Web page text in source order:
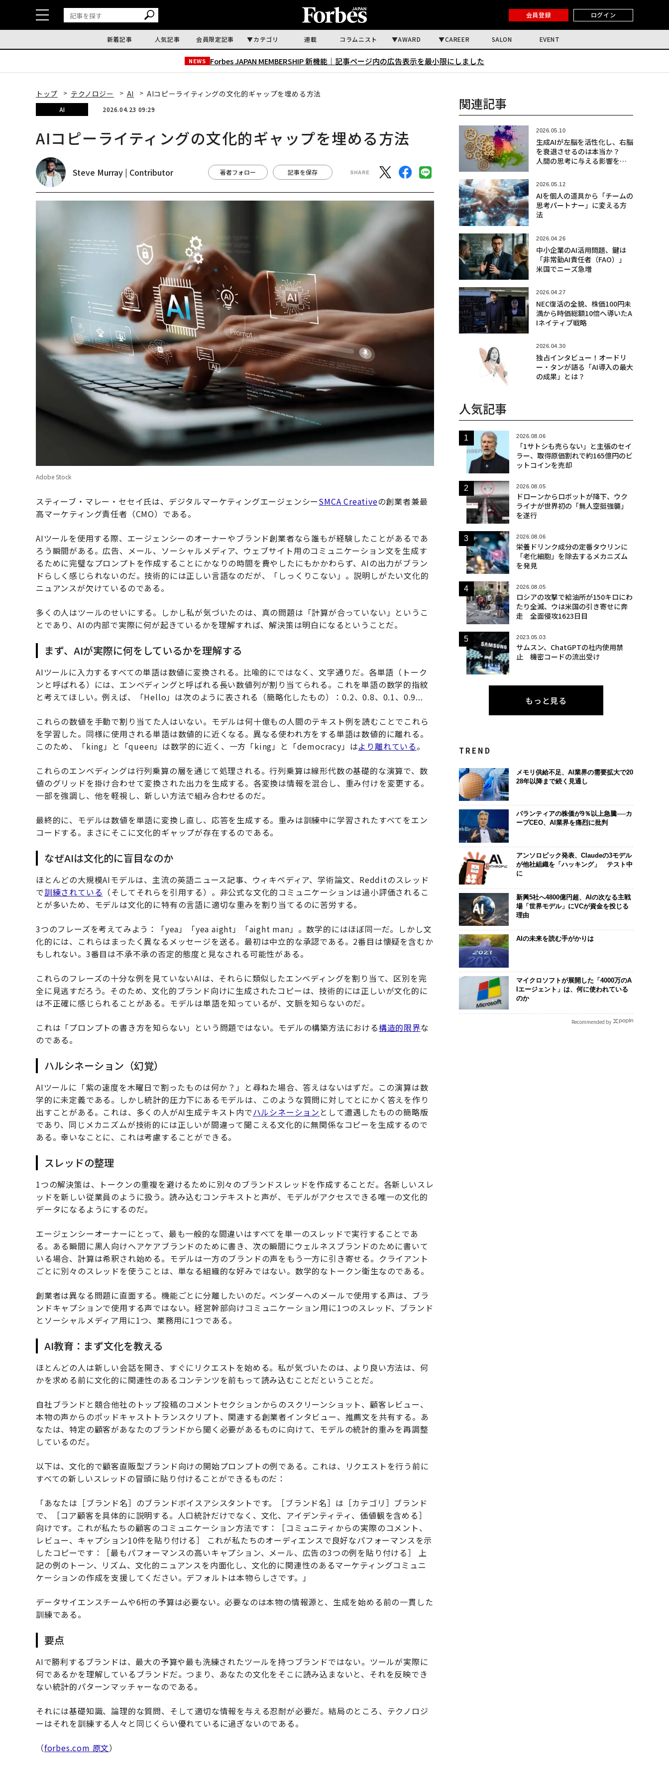
会員登録 ログイン
新着記事 人気記事 会員限定記事 カテゴリ 連載 コラムニスト AWARD CAREER SALON EVENT
NEWS Forbes JAPAN MEMBERSHIP 新機能｜ 記事ページ内の広告表示を最小限にしました
トップ テクノロジー AI AIコピーライティングの文化的ギャップを埋める方法
AI 2026.04.23 09:29
AIコピーライティングの文化的ギャップを埋める方法
Steve Murray | Contributor 著者フォロー 記事を保存
Adobe Stock
スティーブ・マレー・セセイ氏は、デジタルマーケティングエージェンシーSMCA Creativeの創業者兼最
高マーケティング責任者（CMO）である。
AIツールを使用する際、エージェンシーのオーナーやブランド創業者なら誰もが経験したことがあるであ
ろう瞬間がある。広告、メール、ソーシャルメディア、ウェブサイト用のコミュニケーション文を生成す
るために完璧なプロンプトを作成することにかなりの時間を費やしたにもかかわらず、AIの出力がブラン
ドらしく感じられないのだ。技術的には正しい言語なのだが、「しっくりこない」。説明しがたい文化的
ニュアンスが欠けているのである。
多くの人はツールのせいにする。しかし私が気づいたのは、真の問題は「計算が合っていない」というこ
とであり、AIの内部で実際に何が起きているかを理解すれば、解決策は明白になるということだ。
まず、AIが実際に何をしているかを理解する
AIツールに入力するすべての単語は数値に変換される。比喩的にではなく、文字通りだ。各単語（トーク
ンと呼ばれる）には、エンベディングと呼ばれる長い数値列が割り当てられる。これを単語の数学的指紋
と考えてほしい。例えば、「Hello」は次のように表される（簡略化したもの）：0.2、0.8、0.1、0.9...
これらの数値を手動で割り当てた人はいない。モデルは何十億もの人間のテキスト例を読むことでこれら
を学習した。同様に使用される単語は数値的に近くなる。異なる使われ方をする単語は数値的に離れる。
このため、「king」と「queen」は数学的に近く、一方「king」と「democracy」はより離れている。
これらのエンベディングは行列乗算の層を通じて処理される。行列乗算は線形代数の基礎的な演算で、数
値のグリッドを掛け合わせて変換された出力を生成する。各変換は情報を混合し、重み付けを変更する。
一部を強調し、他を軽視し、新しい方法で組み合わせるのだ。
最終的に、モデルは数値を単語に変換し直し、応答を生成する。重みは訓練中に学習されたすべてをエン
コードする。まさにそこに文化的ギャップが存在するのである。
なぜAIは文化的に盲目なのか
ほとんどの大規模AIモデルは、主流の英語ニュース記事、ウィキペディア、学術論文、Redditのスレッド
で訓練されている （そしてそれらを引用する）。非公式な文化的コミュニケーションは過小評価されるこ
とが多いため、モデルは文化的に特有の言語に適切な重みを割り当てるのに苦労する。
3つのフレーズを考えてみよう：「yea」「yea aight」「aight man」。数学的にはほぼ同一だ。しかし文
化的には、これらはまったく異なるメッセージを送る。最初は中立的な承認である。2番目は懐疑を含むか
もしれない。3番目は不承不承の否定的態度と見なされる可能性がある。
これらのフレーズの十分な例を見ていないAIは、それらに類似したエンベディングを割り当て、区別を完
全に見逃すだろう。そのため、文化的ブランド向けに生成されたコピーは、技術的には正しいが文化的に
は不正確に感じられることがある。モデルは単語を知っているが、文脈を知らないのだ。
これは「プロンプトの書き方を知らない」という問題ではない。モデルの構築方法における構造的限界な
のである。
ハルシネーション（幻覚）
AIツールに「紫の速度を木曜日で割ったものは何か？」と尋ねた場合、答えはないはずだ。この演算は数
学的に未定義である。しかし統計的圧力下にあるモデルは、このような質問に対してとにかく答えを作り
出すことがある。これは、多くの人がAI生成テキスト内でハルシネーション として遭遇したものの簡略版
であり、同じメカニズムが技術的には正しいが間違って聞こえる文化的に無関係なコピーを生成するので
ある。幸いなことに、これは考慮することができる。
スレッドの整理
1つの解決策は、トークンの重複を避けるために別々のブランドスレッドを作成することだ。各新しいスレ
ッドを新しい従業員のように扱う。読み込むコンテキストと声が、モデルがアクセスできる唯一の文化的
データになるようにするのだ。
エージェンシーオーナーにとって、最も一般的な間違いはすべてを単一のスレッドで実行することであ
る。ある瞬間に黒人向けヘアケアブランドのために書き、次の瞬間にウェルネスブランドのために書いて
いる場合、計算は希釈され始める。モデルは一方のブランドの声をもう一方に引き寄せる。クライアント
ごとに別々のスレッドを使うことは、単なる組織的な好みではない。数学的なトークン衛生なのである。
創業者は異なる問題に直面する。機能ごとに分離したいのだ。ベンダーへのメールで使用する声は、ブラ
ンドキャプションで使用する声ではない。経営幹部向けコミュニケーション用に1つのスレッド、ブランド
とソーシャルメディア用に1つ、業務用に1つである。
AI教育：まず文化を教える
ほとんどの人は新しい会話を開き、すぐにリクエストを始める。私が気づいたのは、より良い方法は、何
かを求める前に文化的に関連性のあるコンテンツを前もって読み込むことだということだ。
自社ブランドと競合他社のトップ投稿のコメントセクションからのスクリーンショット、顧客レビュー、
本物の声からのポッドキャストトランスクリプト、関連する創業者インタビュー、推薦文を共有する。あ
なたは、特定の顧客があなたのブランドから聞く必要があるものに向けて、モデルの統計的重みを再調整
しているのだ。
以下は、文化的で顧客直販型ブランド向けの開始プロンプトの例である。これは、リクエストを行う前に
すべての新しいスレッドの冒頭に貼り付けることができるものだ：
「あなたは［ブランド名］のブランドボイスアシスタントです。［ブランド名］は［カテゴリ］ブランド
で、［コア顧客を具体的に説明する。人口統計だけでなく、文化、アイデンティティ、価値観を含める］
向けです。これが私たちの顧客のコミュニケーション方法です：［コミュニティからの実際のコメント、
レビュー、キャプション10件を貼り付ける］ これが私たちのオーディエンスで良好なパフォーマンスを示
したコピーです：［最もパフォーマンスの高いキャプション、メール、広告の3つの例を貼り付ける］ 上
記の例のトーン、リズム、文化的ニュアンスを内面化し、文化的に関連性のあるマーケティングコミュニ
ケーションの作成を支援してください。デフォルトは本物らしさです。」
データサイエンスチームや6桁の予算は必要ない。必要なのは本物の情報源と、生成を始める前の一貫した
訓練である。
要点
AIで勝利するブランドは、最大の予算や最も洗練されたツールを持つブランドではない。ツールが実際に
何であるかを理解しているブランドだ。つまり、あなたの文化をそこに読み込まないと、それを反映でき
ない統計的パターンマッチャーなのである。
それには基礎知識、論理的な質問、そして適切な情報を与える忍耐が必要だ。結局のところ、テクノロジ
ーはそれを訓練する人々と同じくらい優れているに過ぎないのである。
（forbes.com 原文）
関連記事
2026.05.10
生成AIが左脳を活性化し、右脳
を衰退させるのは本当か？
人間の思考に与える影響を探
2026.05.12
AIを個人の道具から「チームの
思考パートナー」に変える方
法
2026.04.26
中小企業のAI活用問題、鍵は
「非常勤AI責任者（FAO）」
米国でニーズ急増
2026.04.27
NEC復活の全貌、株価100円未
満から時価総額10倍へ導いたA
Iネイティブ戦略
2026.04.30
独占インタビュー！オードリ
ー・タンが語る「AI導入の最大
の成果」とは？
人気記事
2026.08.06
「1サトシも売らない」と主張のセイ
ラー、取得原価割れで約165億円のビ
ットコインを売却
2026.08.05
ドローンからロボットが降下、ウク
ライナが世界初の「無人空挺強襲」
を遂行
2026.08.06
栄養ドリンク成分の定番タウリンに
「老化細胞」を除去するメカニズム
を発見
2026.08.05
ロシアの攻撃で給油所が150キロにわ
たり全滅、ウは米国の引き寄せに奔
走 全面侵攻1623日目
2023.05.03
サムスン、ChatGPTの社内使用禁
止 機密コードの流出受け
もっと見る
TREND
メモリ供給不足、AI業界の需要拡大で20
28年以降まで続く見通し
パランティアの株価が9％以上急騰──カ
ープCEO、AI業界を痛烈に批判
アンソロピック発表、Claudeの3モデル
が他社組織を「ハッキング」 テスト中
に
新興5社へ4800億円超、AIの次なる主戦
場「世界モデル」にVCが資金を投じる
理由
AIの未来を読む手がかりは
マイクロソフトが展開した「4000万のA
Iエージェント」は、何に使われている
のか
Recommended by